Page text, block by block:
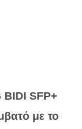
BIDI SFP+
με το